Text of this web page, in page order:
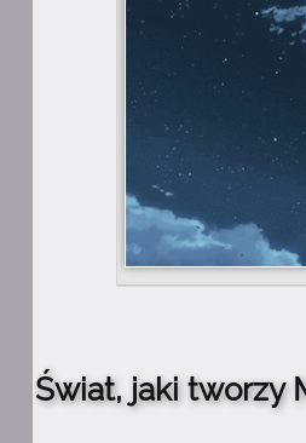
Świat, jaki tworzy